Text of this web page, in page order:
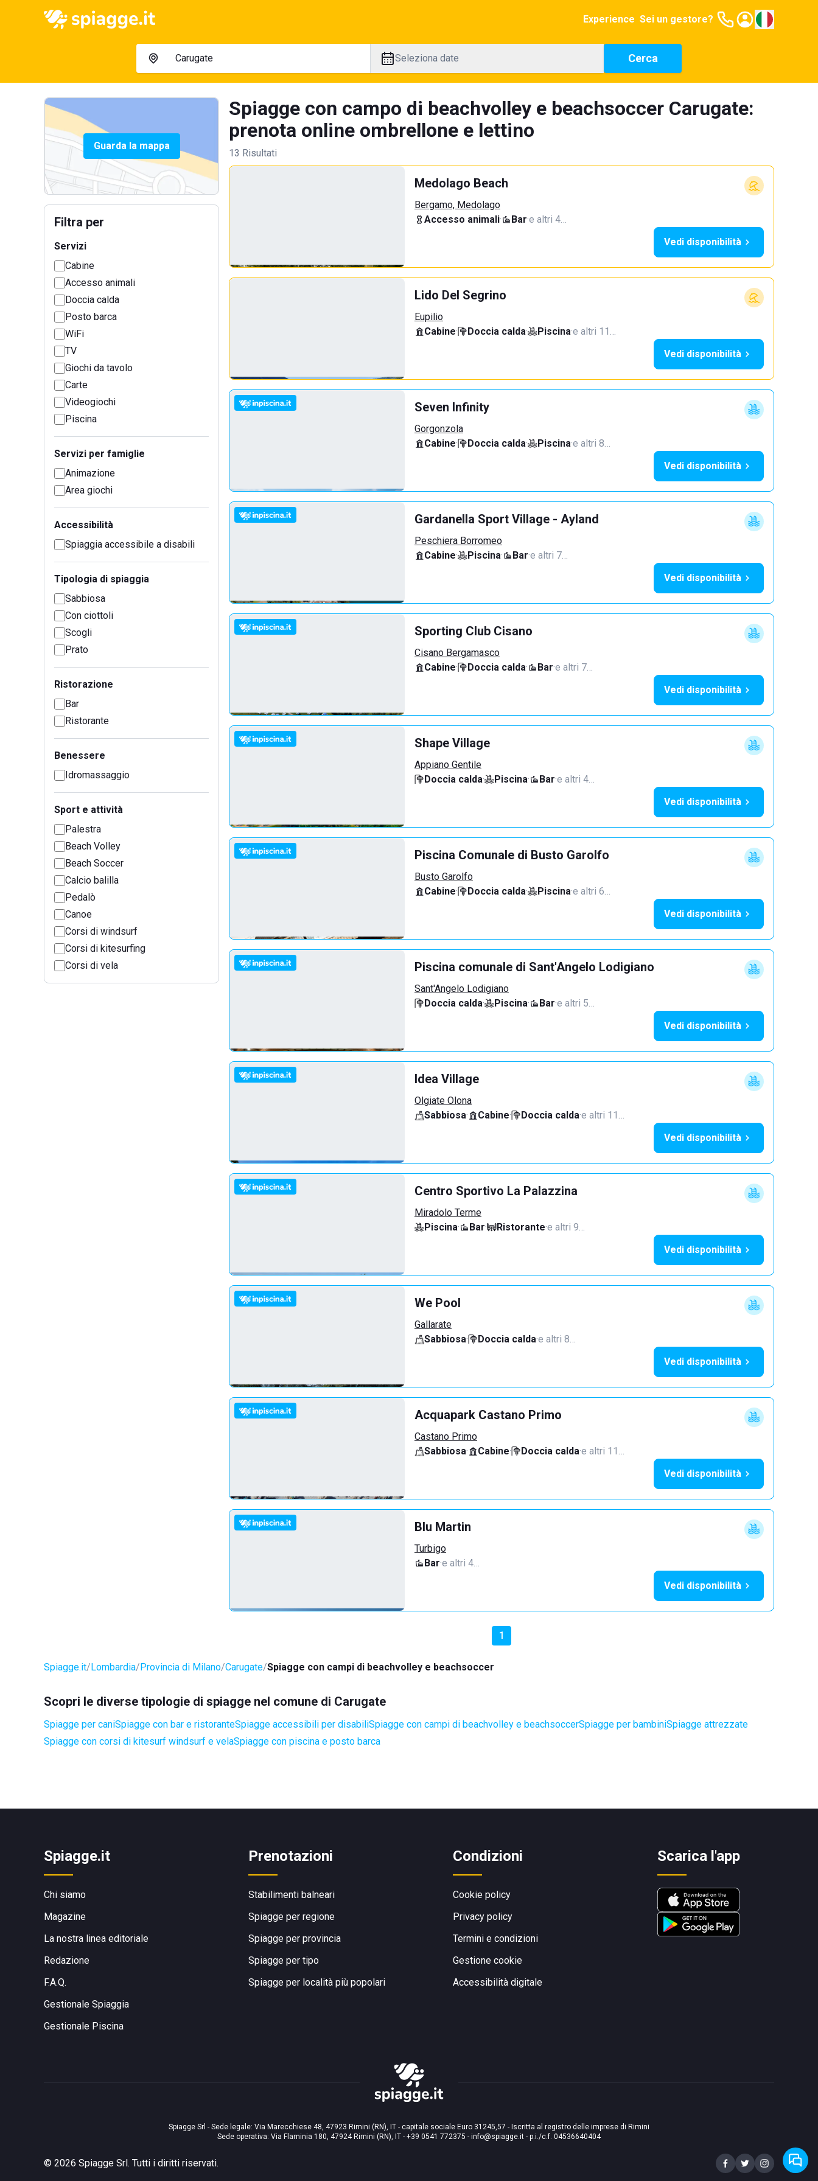
Experience Sei un gestore?
Seleziona date Cerca
Guarda la mappa
Filtra per
Servizi
Cabine
Accesso animali
Doccia calda
Posto barca
WiFi
TV
Giochi da tavolo
Carte
Videogiochi
Piscina
Servizi per famiglie
Animazione
Area giochi
Accessibilità
Spiaggia accessibile a disabili
Tipologia di spiaggia
Sabbiosa
Con ciottoli
Scogli
Prato
Ristorazione
Bar
Ristorante
Benessere
Idromassaggio
Sport e attività
Palestra
Beach Volley
Beach Soccer
Calcio balilla
Pedalò
Canoe
Corsi di windsurf
Corsi di kitesurfing
Corsi di vela
Spiagge con campo di beachvolley e beachsoccer Carugate:
prenota online ombrellone e lettino
13 Risultati
Medolago Beach
Bergamo, Medolago
Accesso animali· Bar·e altri 4…
Vedi disponibilità
Lido Del Segrino
Eupilio
Cabine· Doccia calda· Piscina·e altri 11…
Vedi disponibilità
Seven Infinity
Gorgonzola
Cabine· Doccia calda· Piscina·e altri 8…
Vedi disponibilità
Gardanella Sport Village - Ayland
Peschiera Borromeo
Cabine· Piscina· Bar·e altri 7…
Vedi disponibilità
Sporting Club Cisano
Cisano Bergamasco
Cabine· Doccia calda· Bar·e altri 7…
Vedi disponibilità
Shape Village
Appiano Gentile
Doccia calda· Piscina· Bar·e altri 4…
Vedi disponibilità
Piscina Comunale di Busto Garolfo
Busto Garolfo
Cabine· Doccia calda· Piscina·e altri 6…
Vedi disponibilità
Piscina comunale di Sant'Angelo Lodigiano
Sant'Angelo Lodigiano
Doccia calda· Piscina· Bar·e altri 5…
Vedi disponibilità
Idea Village
Olgiate Olona
Sabbiosa· Cabine· Doccia calda·e altri 11…
Vedi disponibilità
Centro Sportivo La Palazzina
Miradolo Terme
Piscina· Bar· Ristorante·e altri 9…
Vedi disponibilità
We Pool
Gallarate
Sabbiosa· Doccia calda·e altri 8…
Vedi disponibilità
Acquapark Castano Primo
Castano Primo
Sabbiosa· Cabine· Doccia calda·e altri 11…
Vedi disponibilità
Blu Martin
Turbigo
Bar·e altri 4…
Vedi disponibilità
1
Spiagge.it Lombardia Provincia di Milano Carugate Spiagge con campi di beachvolley e beachsoccer
Scopri le diverse tipologie di spiagge nel comune di Carugate
Spiagge per caniSpiagge con bar e ristoranteSpiagge accessibili per disabiliSpiagge con campi di beachvolley e beachsoccerSpiagge per bambiniSpiagge attrezzate
Spiagge con corsi di kitesurf windsurf e velaSpiagge con piscina e posto barca
Spiagge.it
Chi siamo
Magazine
La nostra linea editoriale
Redazione
F.A.Q.
Gestionale Spiaggia
Gestionale Piscina
Prenotazioni
Stabilimenti balneari
Spiagge per regione
Spiagge per provincia
Spiagge per tipo
Spiagge per località più popolari
Condizioni
Cookie policy
Privacy policy
Termini e condizioni
Gestione cookie
Accessibilità digitale
Scarica l'app
Spiagge Srl - Sede legale: Via Marecchiese 48, 47923 Rimini (RN), IT - capitale sociale Euro 31245,57 - Iscritta al registro delle imprese di Rimini
Sede operativa: Via Flaminia 180, 47924 Rimini (RN), IT - +39 0541 772375 - info@spiagge.it - p.i./c.f. 04536640404
© 2026 Spiagge Srl. Tutti i diritti riservati.